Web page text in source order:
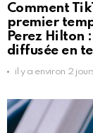
Comment
premier
Perez Hilton
diffusée en
il y a environ 2